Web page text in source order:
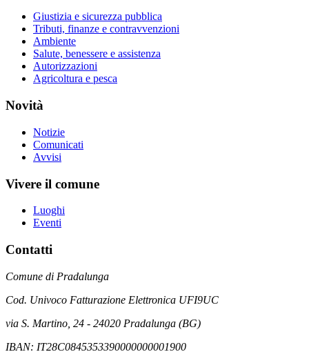
Giustizia e sicurezza pubblica
Tributi, finanze e contravvenzioni
Ambiente
Salute, benessere e assistenza
Autorizzazioni
Agricoltura e pesca
Novità
Notizie
Comunicati
Avvisi
Vivere il comune
Luoghi
Eventi
Contatti
Comune di Pradalunga
Cod. Univoco Fatturazione Elettronica UFI9UC
via S. Martino, 24 - 24020 Pradalunga (BG)
IBAN: IT28C0845353390000000001900